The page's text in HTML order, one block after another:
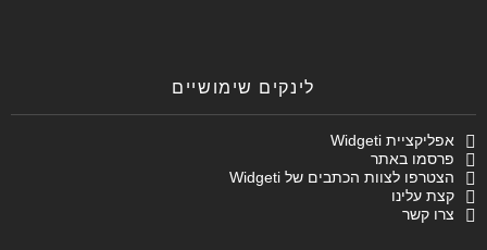
לינקים שימושיים
אפליקציית Widgeti
פרסמו באתר
הצטרפו לצוות הכתבים של Widgeti
קצת עלינו
צרו קשר